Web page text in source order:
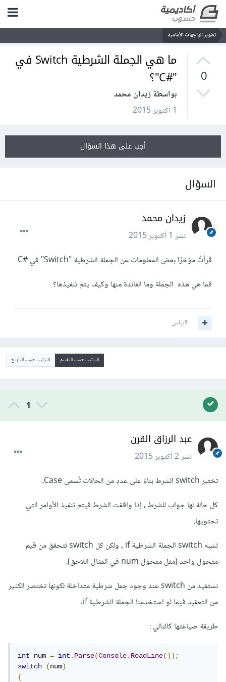
تطوير الواجهات الأمامية
0
ما هي الجملة الشرطية Switch في
"#C"؟
بواسطة زيدان محمد
1 أكتوبر 2015
أجب على هذا السؤال
السؤال
زيدان محمد
نشر1 أكتوبر 2015
قرأتُ مؤخرًا بعض المعلومات عن الجملة الشرطية "Switch" في
#C
فما هي هذه الجملة وما الفائدة منها وكيف يتم تنفيذها؟
اقتباس
الترتيب حسب التقييم الترتيب حسب التاريخ
1
عبد الرزاق القرن
نشر2 أكتوبر 2015
تختبر switch الشرط بناءً على عددٍ من الحالات تُسمى Case.
كل حالة لها جواب للشرط , إذا وافقت الشرط فيتم تنفيذ الأوامر التي
تحتويها.
تشبه switch الجملة الشرطية if , ولكن كل switch تتحقق من قيم
متحول واحد (مثل متحول num في المثال اللاحق).
نستفيد من switch عند وجود جمل شرطية متداخلة لكونها تختصر الكثير
من التعقيد فيما لو استخدمنا الجملة الشرطية if.
طريقة صياغتها كالتالي :
int num = int.Parse(Console.ReadLine());
switch
(num)
{